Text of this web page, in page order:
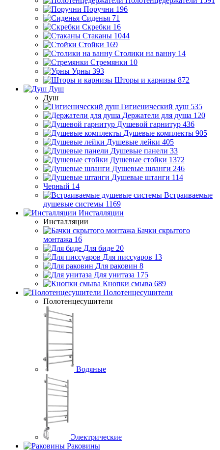
Поручни 196
Сиденья 71
Скребки 16
Стаканы 1044
Стойки 169
Столики на ванну 14
Стремянки 10
Урны 393
Шторы и карнизы 872
Душ
Душ
Гигиенический душ 535
Держатели для душа 120
Душевой гарнитур 436
Душевые комплекты 905
Душевые лейки 405
Душевые панели 33
Душевые стойки 1372
Душевые шланги 246
Душевые штанги 114
Черный 14
Встраиваемые
душевые системы 1169
Инсталляции
Инсталляции
Бачки скрытого
монтажа 16
Для биде 20
Для писсуаров 13
Для раковин 8
Для унитаза 175
Кнопки смыва 689
Полотенцесушители
Полотенцесушители
Водяные
Электрические
Раковины